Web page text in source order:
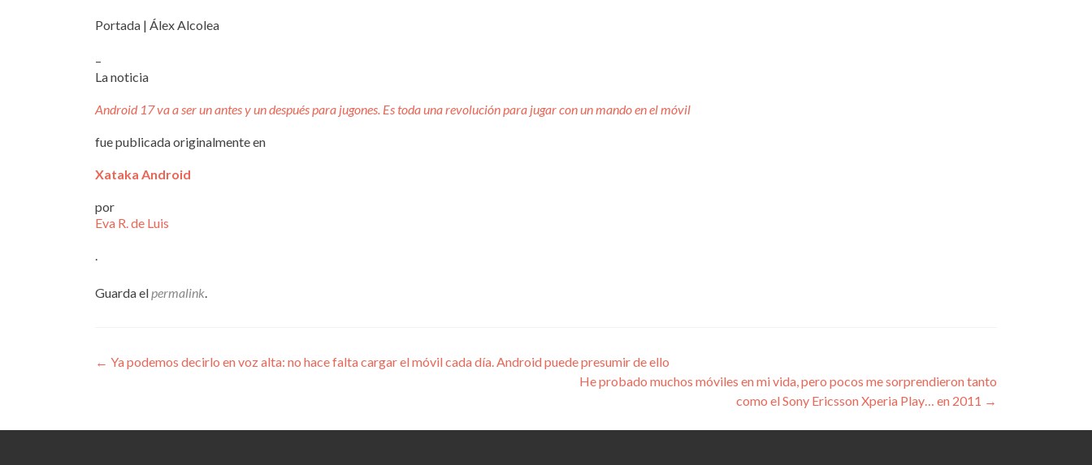
Portada | Álex Alcolea
–
La noticia
Android 17 va a ser un antes y un después para jugones. Es toda una revolución para jugar con un mando en el móvil
fue publicada originalmente en
Xataka Android
por
Eva R. de Luis
.
Guarda elpermalink.
Navegación
← Ya podemos decirlo en voz alta: no hace falta cargar el móvil cada día. Android puede presumir de ello
He probado muchos móviles en mi vida, pero pocos me sorprendieron tanto
como el Sony Ericsson Xperia Play… en 2011 →